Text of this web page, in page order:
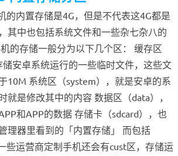
的内置存储是4G，但是不代表这4G都是
其中也包括系统文件和一些杂七杂八的
的存储一般分为以下几个区： 缓存区
储安卓系统运行的一些临时文件，这些文
10M 系统区（system），就是安卓的系
就是修改其中的内容 数据区（data），
和APP的数据 存储卡（sdcard），也
理器里看到的「内置存储」 而包括
些运营商定制手机还会有cust区，存储运